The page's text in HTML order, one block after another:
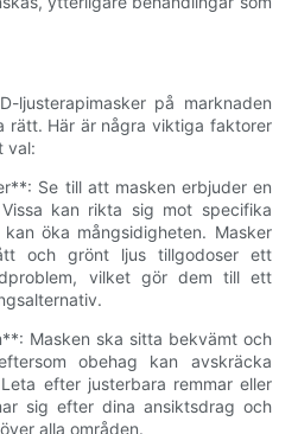
ljusterapimasker på marknaden
rätt. Här är några viktiga faktorer
val:
Se till att masken erbjuder en
kan rikta sig mot specifika
öka mångsidigheten. Masker
och grönt ljus tillgodoser ett
vilket gör dem till ett
Masken ska sitta bekvämt och
obehag kan avskräcka
efter justerbara remmar eller
sig efter dina ansiktsdrag och
alla områden.